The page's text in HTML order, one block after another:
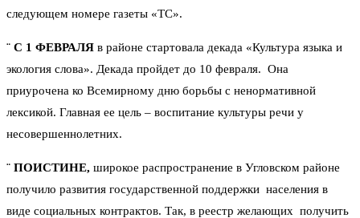
следующем номере газеты «ТС».
¨ С 1 ФЕВРАЛЯ в районе стартовала декада «Культура языка и
экология слова». Декада пройдет до 10 февраля. Она
приурочена ко Всемирному дню борьбы с ненормативной
лексикой. Главная ее цель – воспитание культуры речи у
несовершеннолетних.
¨ ПОИСТИНЕ, широкое распространение в Угловском районе
получило развития государственной поддержки населения в
виде социальных контрактов. Так, в реестр желающих получить